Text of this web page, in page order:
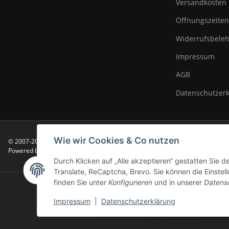
Wie wir Cookies & Co nutzen
Durch Klicken auf „Alle akzeptieren“ gestatten Sie
Translate, ReCaptcha, Brevo. Sie können die
finden Sie unter Konfigurieren und in unserer
Impressum Datenschutzerklärung
Versandkosten
Öffnungszeiten
Impressum
AGB
© 2007-2025 Modellbahn Voigt Besucherzähler: 14033336
Powered by